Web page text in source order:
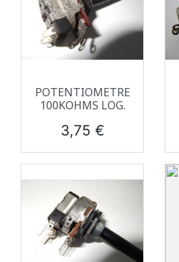
POTENTIOMETRE
100KOHMS LOG.
Prix
3,75 €